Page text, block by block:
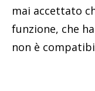
mai accettato
funzione, che
non è